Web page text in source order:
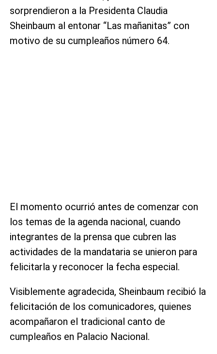
sorprendieron a la Presidenta Claudia
Sheinbaum al entonar “Las mañanitas” con
motivo de su cumpleaños número 64.
El momento ocurrió antes de comenzar con
los temas de la agenda nacional, cuando
integrantes de la prensa que cubren las
actividades de la mandataria se unieron para
felicitarla y reconocer la fecha especial.
Visiblemente agradecida, Sheinbaum recibió la
felicitación de los comunicadores, quienes
acompañaron el tradicional canto de
cumpleaños en Palacio Nacional.